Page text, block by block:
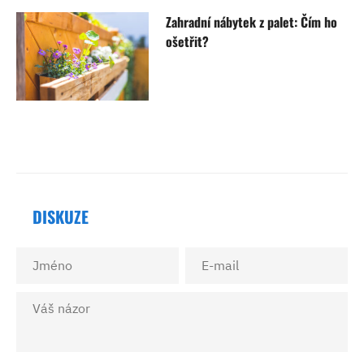
Zahradní nábytek z palet: Čím ho
ošetřit?
DISKUZE